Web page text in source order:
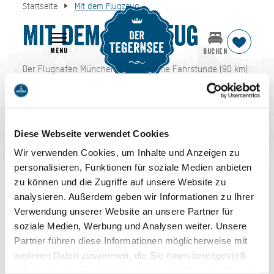
Diese Webseite verwendet Cookies
Wir verwenden Cookies, um Inhalte und Anzeigen zu
personalisieren, Funktionen für soziale Medien anbieten
zu können und die Zugriffe auf unsere Website zu
analysieren. Außerdem geben wir Informationen zu Ihrer
Verwendung unserer Website an unsere Partner für
soziale Medien, Werbung und Analysen weiter. Unsere
Partner führen diese Informationen möglicherweise mit
weiteren Daten zusammen, die Sie ihnen bereitgestellt
Startseite Mit dem Flugzeug
Mit dem Flugzeug
Der Flughafen München liegt ca. eine Fahrstunde (90 km)
vom Tegernsee entfernt. Es besteht eine ständige, direkte
Verbindung mit der S-Bahn oder mit dem Flughafenbus
Tegernsee entweder mit der Bahn (BOB) oder direkt mit
Flughafen München
MENU BUCHEN